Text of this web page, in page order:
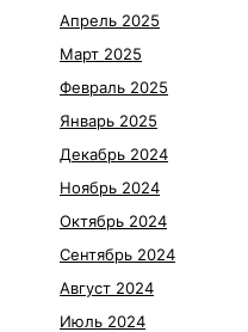
Апрель 2025
Март 2025
Февраль 2025
Январь 2025
Декабрь 2024
Ноябрь 2024
Октябрь 2024
Сентябрь 2024
Август 2024
Июль 2024